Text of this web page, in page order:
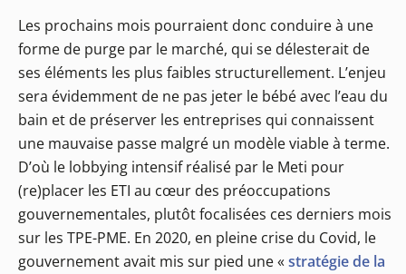
Les prochains mois pourraient donc conduire à une
forme de purge par le marché, qui se délesterait de
ses éléments les plus faibles structurellement. L’enjeu
sera évidemment de ne pas jeter le bébé avec l’eau du
bain et de préserver les entreprises qui connaissent
une mauvaise passe malgré un modèle viable à terme.
D’où le lobbying intensif réalisé par le Meti pour
(re)placer les ETI au cœur des préoccupations
gouvernementales, plutôt focalisées ces derniers mois
sur les TPE-PME. En 2020, en pleine crise du Covid, le
gouvernement avait mis sur pied une «stratégie de la